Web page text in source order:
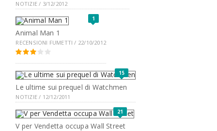
NOTIZIE / 3/12/2012
1
Animal Man 1
RECENSIONI FUMETTI / 22/10/2012
15
Le ultime sui prequel di Watchmen
NOTIZIE / 12/12/2011
21
V per Vendetta occupa Wall Street